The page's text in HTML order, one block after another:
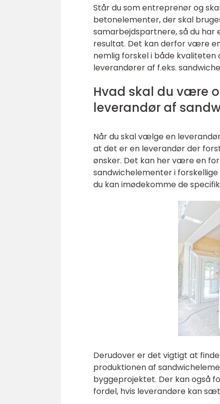
Står du som entreprenør og
betonelementer, der skal
samarbejdspartnere, så du
resultat. Det kan derfor være
nemlig forskel i både
leverandører af f.eks.
Hvad skal du være
leverandør af
Når du skal vælge en
at det er en leverandør der
ønsker. Det kan her være en
sandwichelementer i
du kan imødekomme de
Derudover er det vigtigt at
produktionen af
byggeprojektet. Der kan også
fordel, hvis leverandøre kan